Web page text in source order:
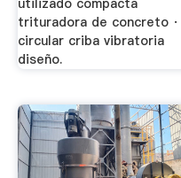
trituradora de concreto ·
circular criba vibratoria
diseño.